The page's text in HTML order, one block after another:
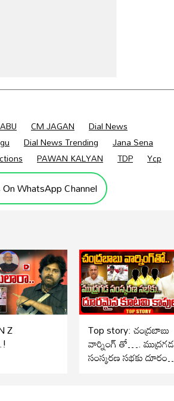
CM JAGAN
Dial News
Dial News Trending
Jana Sena
PAWAN KALYAN TDP Ycp
WhatsApp Channel
Z Top story: చంద్రబాబు
వార్నింగ్ తో…. ముద్రగడ
సంస్కరణ సభకు దూరంగా